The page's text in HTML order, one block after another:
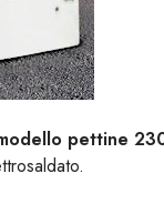
pettine